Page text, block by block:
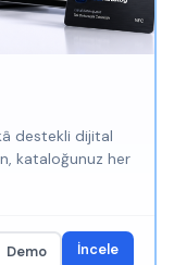
destekli dijital
kataloğunuz her
Demo İncele